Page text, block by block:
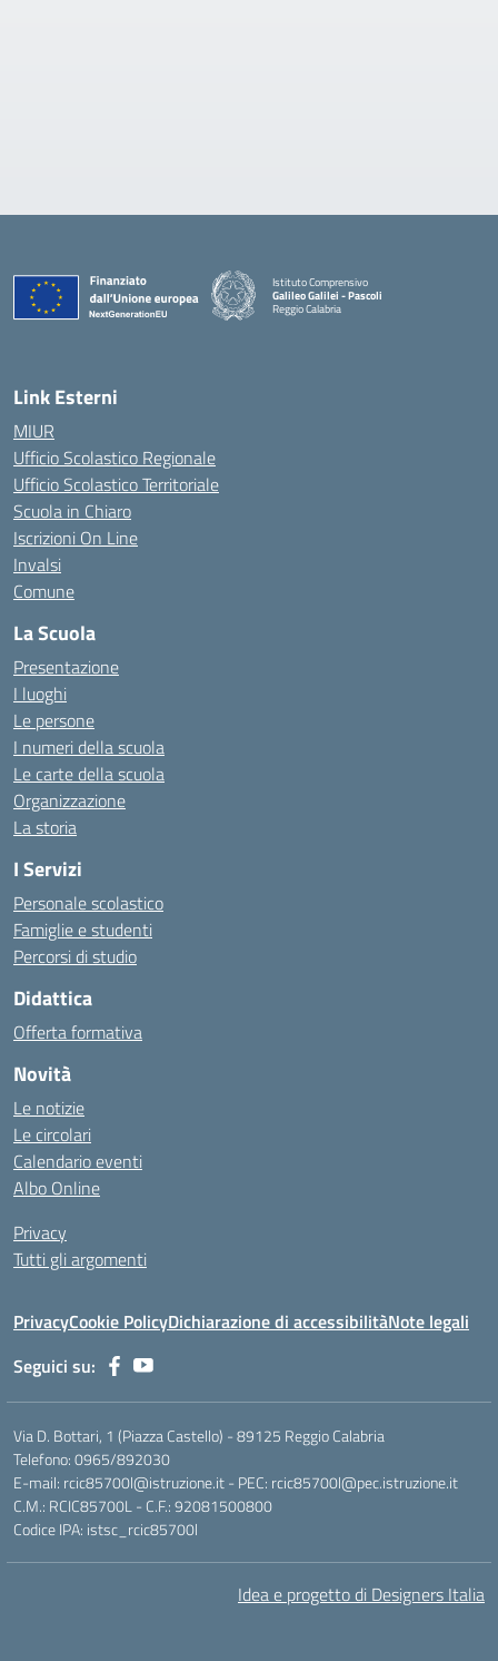
Istituto Comprensivo
Galileo Galilei - Pascoli
Reggio Calabria
Link Esterni
MIUR
Ufficio Scolastico Regionale
Ufficio Scolastico Territoriale
Scuola in Chiaro
Iscrizioni On Line
Invalsi
Comune
La Scuola
Presentazione
I luoghi
Le persone
I numeri della scuola
Le carte della scuola
Organizzazione
La storia
I Servizi
Personale scolastico
Famiglie e studenti
Percorsi di studio
Didattica
Offerta formativa
Novità
Le notizie
Le circolari
Calendario eventi
Albo Online
Privacy
Tutti gli argomenti
PrivacyCookie PolicyDichiarazione di accessibilitàNote legali
Seguici su:
Via D. Bottari, 1 (Piazza Castello) - 89125 Reggio Calabria
Telefono: 0965/892030
E-mail: rcic85700l@istruzione.it - PEC: rcic85700l@pec.istruzione.it
C.M.: RCIC85700L - C.F.: 92081500800
Codice IPA: istsc_rcic85700l
Idea e progetto di Designers Italia